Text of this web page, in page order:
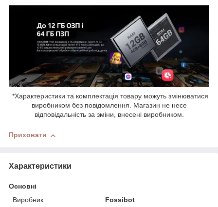
*Характеристики та комплектація товару можуть змінюватися
виробником без повідомлення. Магазин не несе
відповідальність за зміни, внесені виробником.
Приховати
Характеристики
Основні
Виробник
Fossibot